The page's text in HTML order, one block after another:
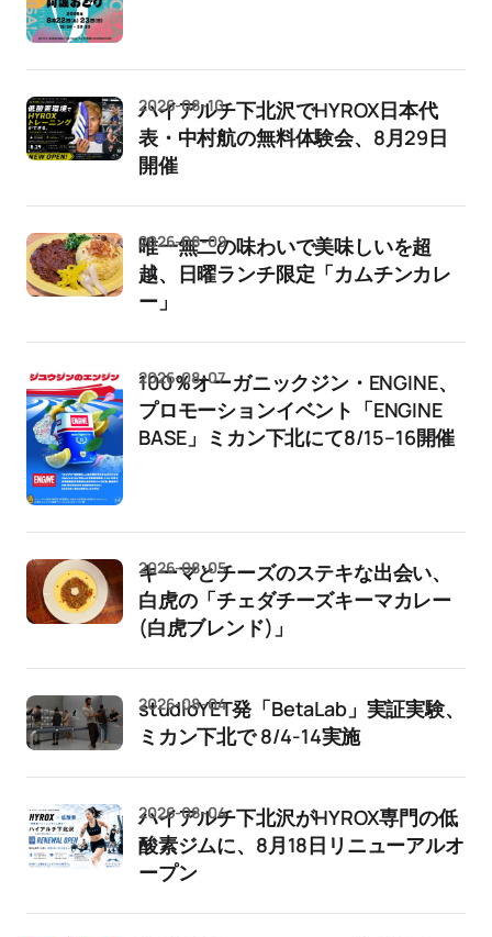
ハイアルチ下北沢でHYROX日本代
表・中村航の無料体験会、8月29日
開催
2026-08-10
唯一無二の味わいで美味しいを超
越、日曜ランチ限定「カムチンカレ
ー」
2026-08-09
100％オーガニックジン・ENGINE、
プロモーションイベント「ENGINE
BASE」ミカン下北にて8/15–16開催
2026-08-07
キーマとチーズのステキな出会い、
白虎の「チェダチーズキーマカレー
(白虎ブレンド)」
2026-08-05
studioYET発「BetaLab」実証実験、
ミカン下北で 8/4-14実施
2026-08-04
ハイアルチ下北沢がHYROX専門の低
酸素ジムに、8月18日リニューアルオ
ープン
2026-08-04